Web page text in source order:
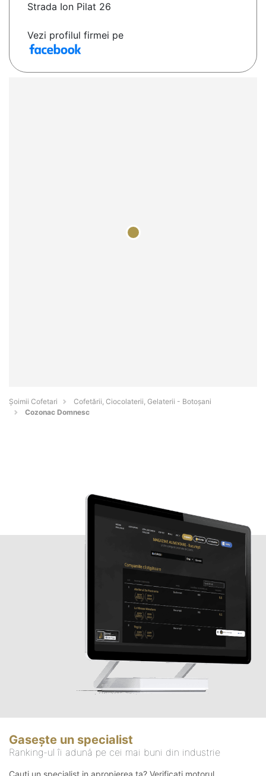
Strada Ion Pilat 26
Vezi profilul firmei pe
Șoimii Cofetari
Cofetării, Ciocolaterii, Gelaterii - Botoşani
Cozonac Domnesc
Gasește un specialist
Ranking-ul îi adună pe cei mai buni din industrie
Cauți un specialist in apropierea ta? Verificați motorul